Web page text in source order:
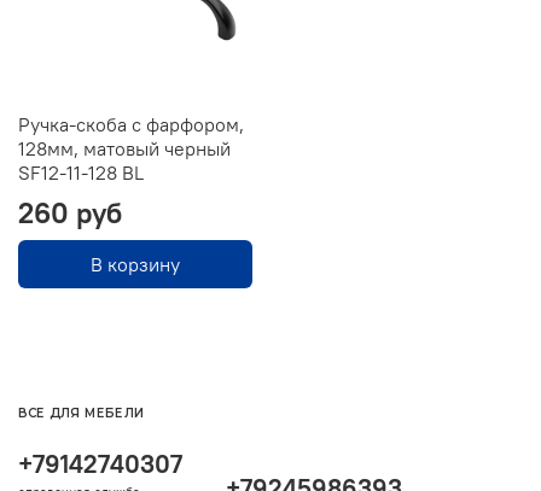
Ручка-скоба с фарфором,
128мм, матовый черный
SF12-11-128 BL
260 руб
В корзину
+79142740307
ВСЕ ДЛЯ МЕБЕЛИ